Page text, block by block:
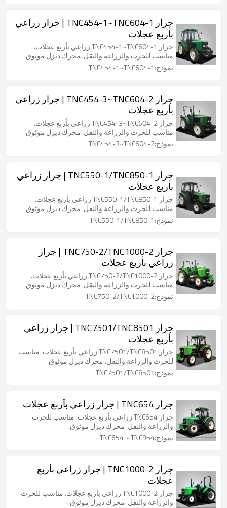
جرار TNC454-1~TNC604-1 | جرار زراعي
بأربع عجلات
جرار TNC454-1~TNC604-1 زراعي بأربع عجلات.
مناسب للحرث والزراعة والنقل. محرك ديزل موثوق.
نموذج:TNC454-1~TNC604-1
جرار TNC454-3~TNC604-2 | جرار زراعي
بأربع عجلات
جرار TNC454-3~TNC604-2 زراعي بأربع عجلات.
مناسب للحرث والزراعة والنقل. محرك ديزل موثوق.
نموذج:TNC454-3~TNC604-2
جرار TNC550-1/TNC850-1 | جرار زراعي
بأربع عجلات
جرار TNC550-1/TNC850-1 زراعي بأربع عجلات.
مناسب للحرث والزراعة والنقل. محرك ديزل موثوق.
نموذج:TNC550-1/TNC850-1
جرار TNC750-2/TNC1000-2 | جرار
زراعي بأربع عجلات
جرار TNC750-2/TNC1000-2 زراعي بأربع عجلات.
مناسب للحرث والزراعة والنقل. محرك ديزل موثوق.
نموذج:TNC750-2/TNC1000-2
جرار TNC7501/TNC8501 | جرار زراعي
بأربع عجلات
جرار TNC7501/TNC8501 زراعي بأربع عجلات. مناسب
للحرث والزراعة والنقل. محرك ديزل موثوق.
نموذج:TNC7501/TNC8501
جرار TNC654 | جرار زراعي بأربع عجلات
جرار TNC654 زراعي بأربع عجلات. مناسب للحرث
والزراعة والنقل. محرك ديزل موثوق.
نموذج:TNC654 ~ TNC954
جرار TNC1000-2 | جرار زراعي بأربع
عجلات
جرار TNC1000-2 زراعي بأربع عجلات. مناسب للحرث
والزراعة والنقل. محرك ديزل موثوق.